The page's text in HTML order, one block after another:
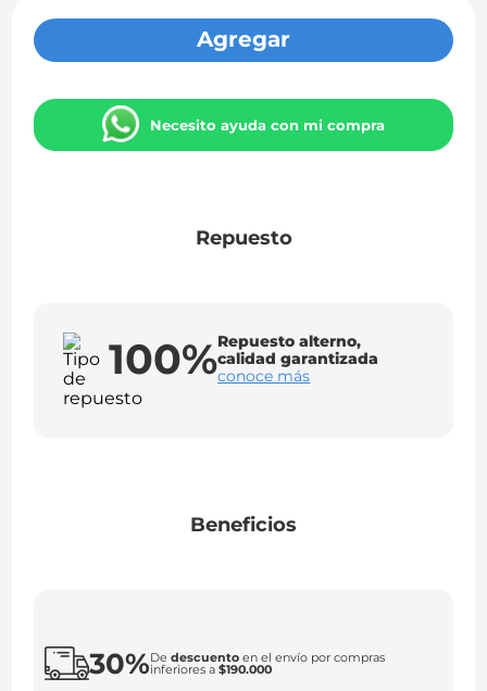
Agregar
Necesito ayuda con mi compra
Repuesto
100%Repuesto alterno,
calidad garantizada
conoce más
Beneficios
30%Dedescuento en el envío por compras
inferiores a$190.000